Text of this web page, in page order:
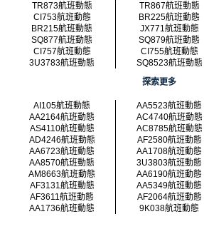
TR873航班動態
TR867航班動態
CI753航班動態
BR225航班動態
BR215航班動態
JX771航班動態
SQ877航班動態
SQ879航班動態
CI757航班動態
CI755航班動態
3U3783航班動態
SQ8523航班動態
探索更多
AI105航班動態
AA5523航班動態
AA2164航班動態
AC4740航班動態
AS4110航班動態
AC8785航班動態
AD4246航班動態
AF2580航班動態
AA6723航班動態
AA1708航班動態
AA8570航班動態
3U3803航班動態
AM8663航班動態
AA6190航班動態
AF3131航班動態
AA5349航班動態
AF3611航班動態
AF2064航班動態
AA1736航班動態
9K038航班動態